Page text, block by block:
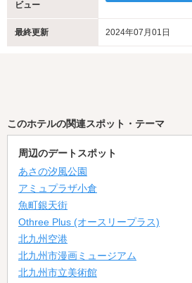
ビュー
最終更新 2024年07月01日
このホテルの関連スポット・テーマ
周辺のデートスポット
あさの汐風公園
アミュプラザ小倉
魚町銀天街
Othree Plus (オースリープラス)
北九州空港
北九州市漫画ミュージアム
北九州市立美術館